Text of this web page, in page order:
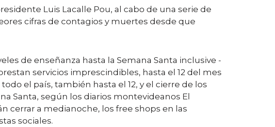
Luis Lacalle Pou, al cabo de una serie de
cifras de contagios y muertes desde que
de enseñanza hasta la Semana Santa inclusive -
servicios imprescindibles, hasta el 12 del mes
el país, también hasta el 12, y el cierre de los
Santa, según los diarios montevideanos El
cerrar a medianoche, los free shops en las
sociales.